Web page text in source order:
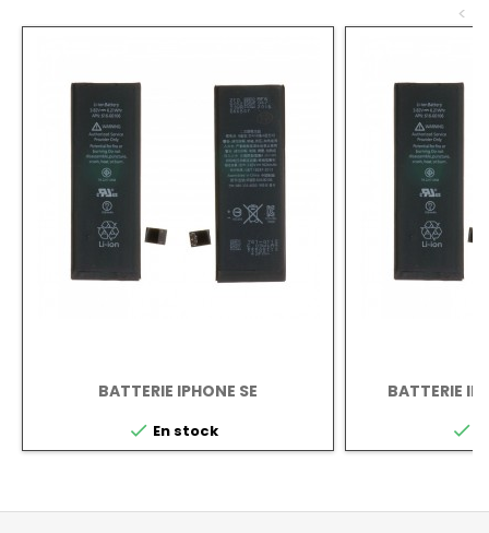
<
BATTERIE IPHONE SE
 En stock
BATTERIE
